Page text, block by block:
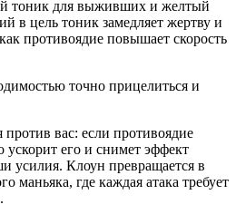
тоник для выживших и желтый
в цель тоник замедляет жертву и
противоядие повышает скорость
точно прицелиться и
вас: если противоядие
его и снимет эффект
усилия. Клоун превращается в
маньяка, где каждая атака требует